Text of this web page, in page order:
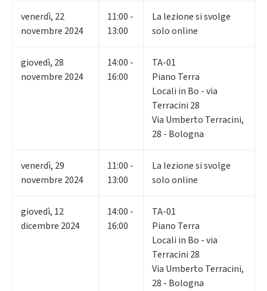
venerdì, 22
novembre 2024
11:00 -
13:00
La lezione si svolge
solo online
giovedì, 28
novembre 2024
14:00 -
16:00
TA-01
Piano Terra
Locali in Bo - via
Terracini 28
Via Umberto Terracini,
28 - Bologna
venerdì, 29
novembre 2024
11:00 -
13:00
La lezione si svolge
solo online
giovedì, 12
dicembre 2024
14:00 -
16:00
TA-01
Piano Terra
Locali in Bo - via
Terracini 28
Via Umberto Terracini,
28 - Bologna